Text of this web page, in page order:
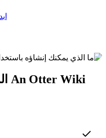
الميزات الأساسية في An Otter Wiki